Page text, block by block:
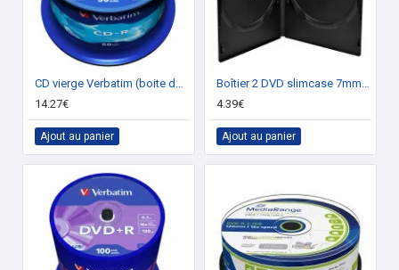
CD vierge Verbatim (boite de 50)
14.27€
Ajout au panier
Boîtier 2 DVD slimcase 7mm (pack de 10)
4.39€
Ajout au panier